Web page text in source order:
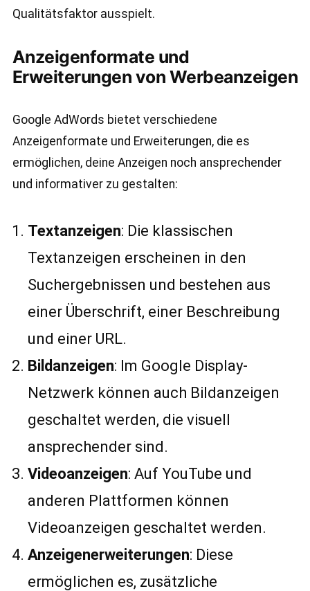
Qualitätsfaktor ausspielt.
Anzeigenformate und
Erweiterungen von Werbeanzeigen
Google AdWords bietet verschiedene
Anzeigenformate und Erweiterungen, die es
ermöglichen, deine Anzeigen noch ansprechender
und informativer zu gestalten:
Textanzeigen: Die klassischen
Textanzeigen erscheinen in den
Suchergebnissen und bestehen aus
einer Überschrift, einer Beschreibung
und einer URL.
Bildanzeigen: Im Google Display-
Netzwerk können auch Bildanzeigen
geschaltet werden, die visuell
ansprechender sind.
Videoanzeigen: Auf YouTube und
anderen Plattformen können
Videoanzeigen geschaltet werden.
Anzeigenerweiterungen: Diese
ermöglichen es, zusätzliche